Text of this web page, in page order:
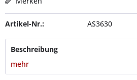
Artikel-Nr.: AS3630
Beschreibung
mehr